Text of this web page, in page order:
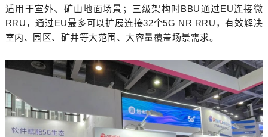
适用于室外、矿山地面场景；三级架构时BBU通过EU连接微
RRU，通过EU最多可以扩展连接32个5G NR RRU，有效解决
室内、园区、矿井等大范围、大容量覆盖场景需求。